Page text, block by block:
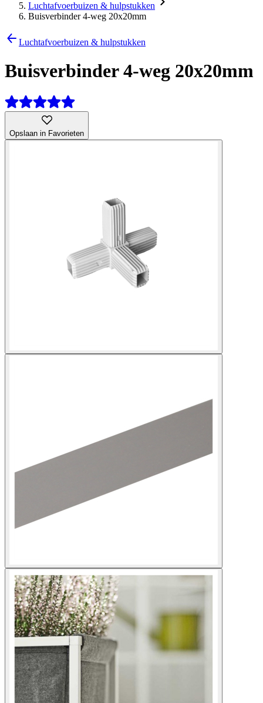
Luchtafvoerbuizen & hulpstukken
Buisverbinder 4-weg 20x20mm
Luchtafvoerbuizen & hulpstukken
Buisverbinder 4-weg 20x20mm
Opslaan in Favorieten